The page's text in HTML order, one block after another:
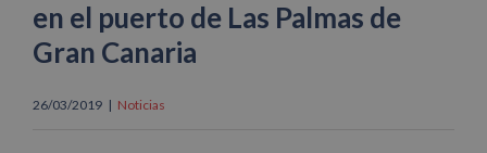
en el puerto de Las Palmas de
Gran Canaria
26/03/2019 | Noticias